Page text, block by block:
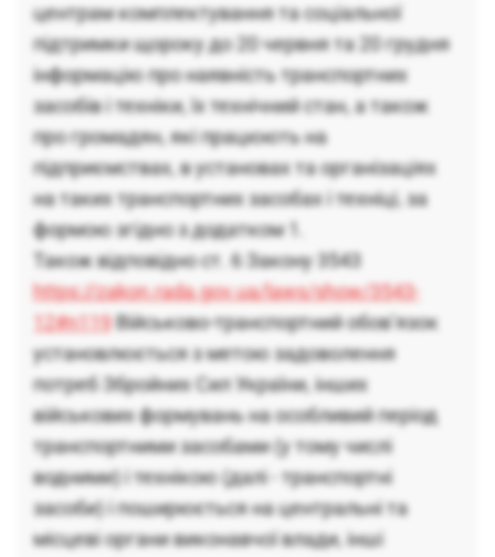
центрам комплектування та соціальної
підтримки щороку до 20 червня та 20 грудня
інформацію про наявність транспортних
засобів і техніки, їх технічний стан, а також
про громадян, які працюють на
підприємствах, в установах та організаціях
на таких транспортних засобах і техніці, за
формою згідно з додатком 1.
Також відповідно ст. 6 Закону 3543
https://zakon.rada.gov.ua/laws/show/3543-
12#n119Військово-транспортний обов’язок
установлюється з метою задоволення
потреб Збройних Сил України, інших
військових формувань на особливий період
транспортними засобами (у тому числі
водними) і технікою (далі - транспортні
засоби) і поширюється на центральні та
місцеві органи виконавчої влади, інші